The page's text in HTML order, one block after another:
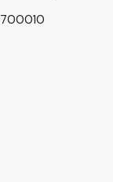
700010